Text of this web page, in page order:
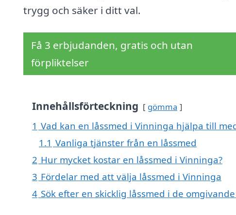
trygg och säker i ditt val.
Få 3 erbjudanden, gratis och utan
förpliktelser
Innehållsförteckning gömma
1 Vad kan en låssmed i Vinninga hjälpa till
1.1 Vanliga tjänster från en låssmed
2 Hur mycket kostar en låssmed i Vinninga?
3 Fördelar med att välja låssmed i Vinninga
4 Sök efter en skicklig låssmed i de